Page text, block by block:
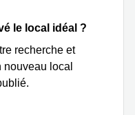
le local idéal ?
recherche et
nouveau local